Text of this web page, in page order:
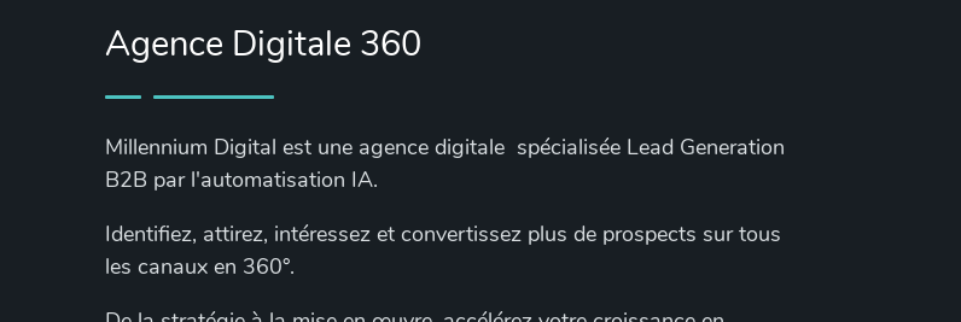
Agence Digitale 360
Millennium Digital est une agence digitale spécialisée Lead Generation
B2B par l'automatisation IA.
Identifiez, attirez, intéressez et convertissez plus de prospects sur tous
les canaux en 360°.